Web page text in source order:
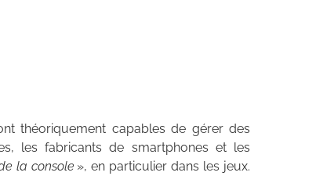
théoriquement capables de gérer des
les fabricants de smartphones et les
la console », en particulier dans les jeux.